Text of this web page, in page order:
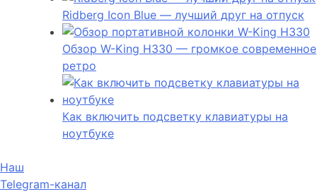
Ridberg Icon Blue — лучший друг на отпуск
Обзор W-King H330 — громкое современное
ретро
Как включить подсветку клавиатуры на
ноутбуке
Наш
Telegram-канал